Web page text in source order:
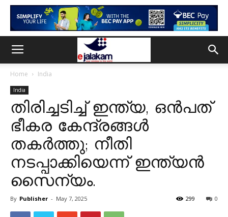
Home India
India
തിരിച്ചടിച്ച് ഇന്ത്യ, ഒൻപത്
ഭീകര കേന്ദ്രങ്ങൾ
തകർത്തു; നീതി
നടപ്പാക്കിയെന്ന് ഇന്ത്യൻ
സൈന്യം.
By Publisher - May 7, 2025 0
299